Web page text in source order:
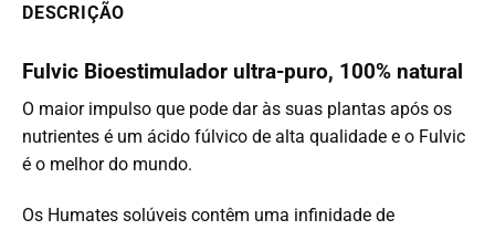
DESCRIÇÃO
Fulvic Bioestimulador ultra-puro, 100% natural
O maior impulso que pode dar às suas plantas após os
nutrientes é um ácido fúlvico de alta qualidade e o Fulvic
é o melhor do mundo.
Os Humates solúveis contêm uma infinidade de